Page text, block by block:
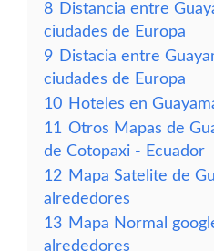
8 Distancia entre
ciudades de Europa
9 Distacia entre
ciudades de Europa
10 Hoteles en
11 Otros Mapas de
de Cotopaxi - Ecuador
12 Mapa Satelite de
alrededores
13 Mapa Normal
alrededores